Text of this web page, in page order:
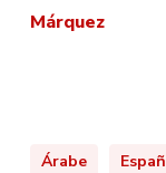
Márquez
Árabe